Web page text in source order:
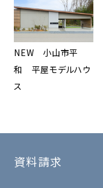
NEW 小山市平
和 平屋モデルハウ
ス
資料請求